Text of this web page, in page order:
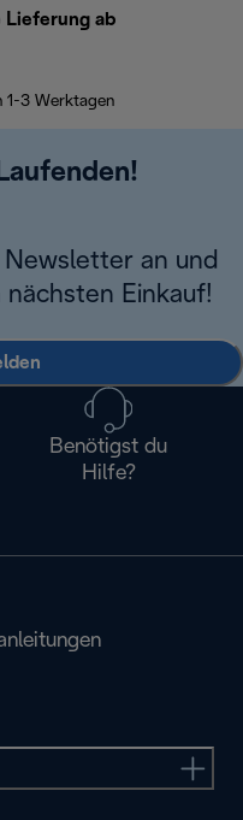
Lieferung ab
1-3 Werktagen
an und
Einkauf!
Benötigst du
Hilfe?